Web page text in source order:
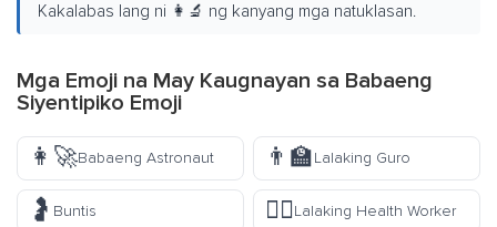
Kakalabas lang ni 👩‍🔬 ng kanyang mga natuklasan.
Mga Emoji na May Kaugnayan sa Babaeng
Siyentipiko Emoji
👩‍🚀Babaeng Astronaut 👨‍🏫Lalaking Guro
🤰 Buntis 👨‍⚕️Lalaking Health Worker